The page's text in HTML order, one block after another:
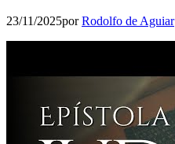
23/11/2025porRodolfo de Aguiar